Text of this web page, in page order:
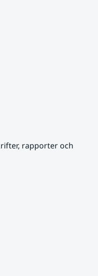
rapporter och